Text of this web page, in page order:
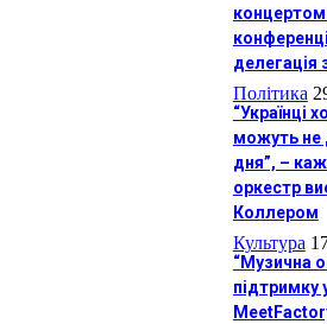
концертом
делегація
Політика
“Українці
можуть не
дня”, –
оркестр
Коллером
Культура
“Музична
підтримку